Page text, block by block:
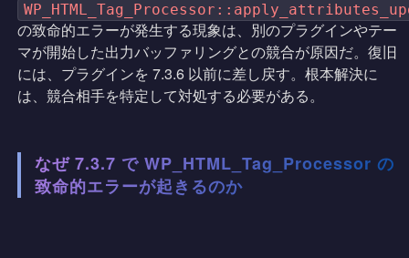
の致命的エラーが発生する現象は、別のプラグインやテー
マが開始した出力バッファリングとの競合が原因だ。復旧
には、プラグインを 7.3.6 以前に差し戻す。根本解決に
は、競合相手を特定して対処する必要がある。
なぜ 7.3.7 で WP_HTML_Tag_Processor の
致命的エラーが起きるのか